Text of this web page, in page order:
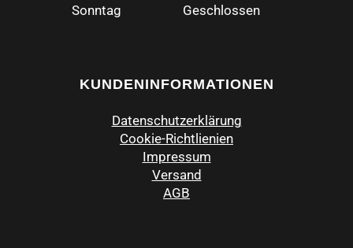
Sonntag
Geschlossen
KUNDENINFORMATIONEN
Datenschutzerklärung
Cookie-Richtlienien
Impressum
Versand
AGB